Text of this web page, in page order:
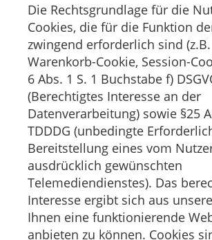
Die Rechtsgrundlage für die
Cookies, die für die Funktion
zwingend erforderlich sind (z.B.
Warenkorb-Cookie, Session-
6 Abs. 1 S. 1 Buchstabe f)
(Berechtigtes Interesse an der
Datenverarbeitung) sowie §25
TDDDG (unbedingte
Bereitstellung eines vom
ausdrücklich gewünschten
Telemediendienstes). Das
Interesse ergibt sich aus
Ihnen eine funktionierende
anbieten zu können. Cookies